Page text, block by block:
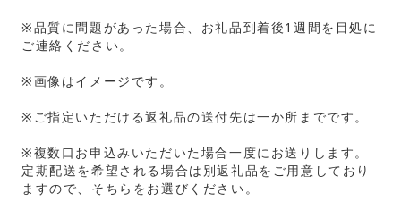
※品質に問題があった場合、お礼品到着後1週間を目処に
ご連絡ください。
※画像はイメージです。
※ご指定いただける返礼品の送付先は一か所までです。
※複数口お申込みいただいた場合一度にお送りします。
定期配送を希望される場合は別返礼品をご用意しており
ますので、そちらをお選びください。